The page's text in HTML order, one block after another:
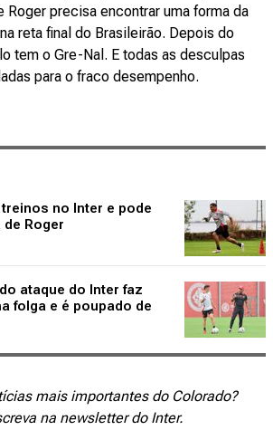
Roger precisa encontrar uma forma da
reta final do Brasileirão. Depois do
tem o Gre-Nal. E todas as desculpas
para o fraco desempenho.
no Inter e pode
Roger
ataque do Inter faz
folga e é poupado de
mais importantes do Colorado?
na newsletter do Inter.